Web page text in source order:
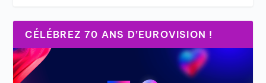
CÉLÉBREZ 70 ANS D’EUROVISION !